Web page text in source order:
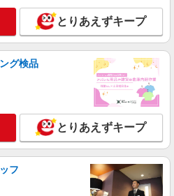
〜1,691円 ・電話支援 1件：
円 ・ICTメール支援 1件：500円
消費税を加えた金額をお支払いいた
費・電話代は弊社負担。その他、支
細則あり。
詳細を見る
岡山オフィス
の手術室ケアワーカー
=206,640円
山市北区国体町の総合病院
詳細を見る
とりあえずキープ
グ検品
とりあえずキープ
フ